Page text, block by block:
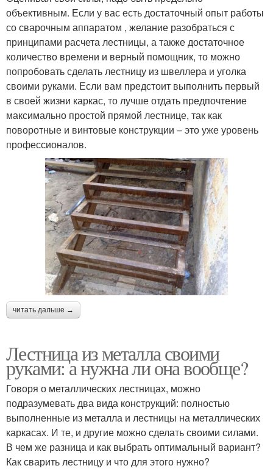
объективным. Если у вас есть достаточный опыт работы
со сварочным аппаратом , желание разобраться с
принципами расчета лестницы, а также достаточное
количество времени и верный помощник, то можно
попробовать сделать лестницу из швеллера и уголка
своими руками. Если вам предстоит выполнить первый
в своей жизни каркас, то лучше отдать предпочтение
максимально простой прямой лестнице, так как
поворотные и винтовые конструкции – это уже уровень
профессионалов.
читать дальше →
Лестница из металла своими
руками: а нужна ли она вообще?
Говоря о металлических лестницах, можно
подразумевать два вида конструкций: полностью
выполненные из металла и лестницы на металлических
каркасах. И те, и другие можно сделать своими силами.
В чем же разница и как выбрать оптимальный вариант?
Как сварить лестницу и что для этого нужно?